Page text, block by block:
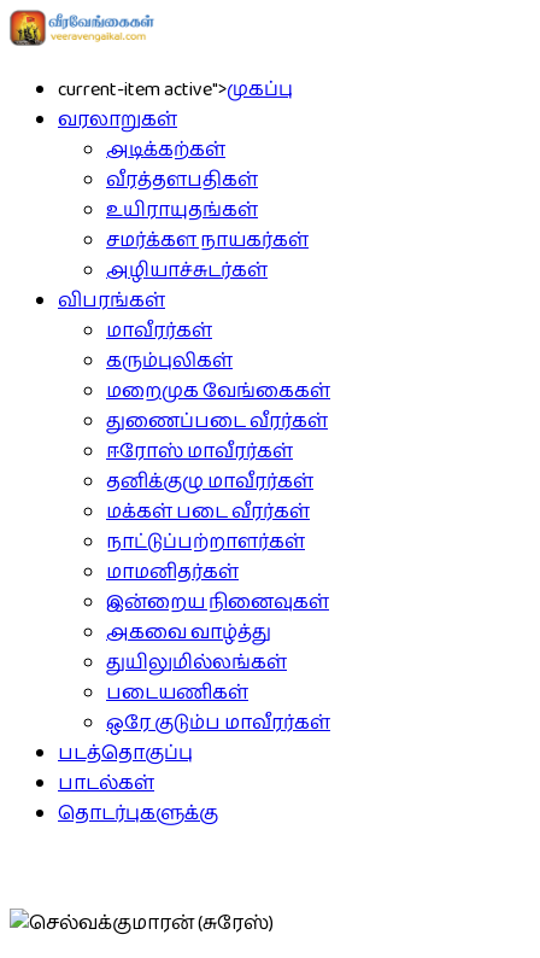
current-item active">முகப்பு
வரலாறுகள்
அடிக்கற்கள்
வீரத்தளபதிகள்
உயிராயுதங்கள்
சமர்க்கள நாயகர்கள்
அழியாச்சுடர்கள்
விபரங்கள்
மாவீரர்கள்
கரும்புலிகள்
மறைமுக வேங்கைகள்
துணைப்படை வீரர்கள்
ஈரோஸ் மாவீரர்கள்
தனிக்குழு மாவீரர்கள்
மக்கள் படை வீரர்கள்
நாட்டுப்பற்றாளர்கள்
மாமனிதர்கள்
இன்றைய நினைவுகள்
அகவை வாழ்த்து
துயிலுமில்லங்கள்
படையணிகள்
ஒரே குடும்ப மாவீரர்கள்
படத்தொகுப்பு
பாடல்கள்
தொடர்புகளுக்கு